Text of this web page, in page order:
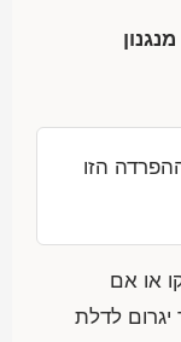
הזו
או אם
לדלת